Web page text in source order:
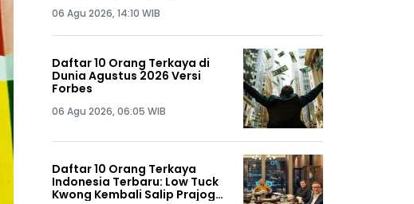
06 Agu 2026, 14:10 WIB
Daftar 10 Orang Terkaya di
Dunia Agustus 2026 Versi
Forbes
06 Agu 2026, 06:05 WIB
Daftar 10 Orang Terkaya
Indonesia Terbaru: Low Tuck
Kwong Kembali Salip Prajogo